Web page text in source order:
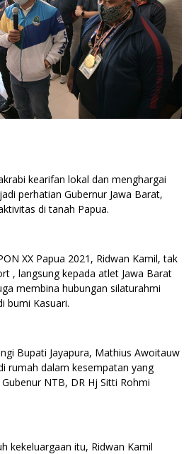
kearifan lokal dan menghargai
perhatian Gubernur Jawa Barat,
di tanah Papua.
XX Papua 2021, Ridwan Kamil, tak
, langsung kepada atlet Jawa Barat
membina hubungan silaturahmi
bumi Kasuari.
Bupati Jayapura, Mathius Awoitauw
rumah dalam kesempatan yang
NTB, DR Hj Sitti Rohmi
kekeluargaan itu, Ridwan Kamil